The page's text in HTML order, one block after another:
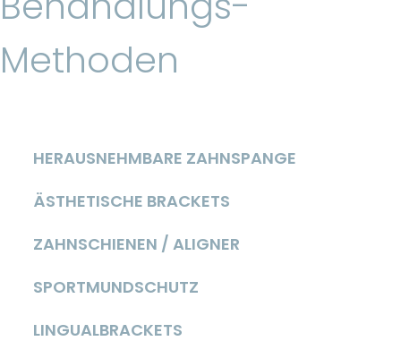
Methoden
HERAUSNEHMBARE ZAHNSPANGE
ÄSTHETISCHE BRACKETS
ZAHNSCHIENEN / ALIGNER
SPORTMUNDSCHUTZ
LINGUALBRACKETS